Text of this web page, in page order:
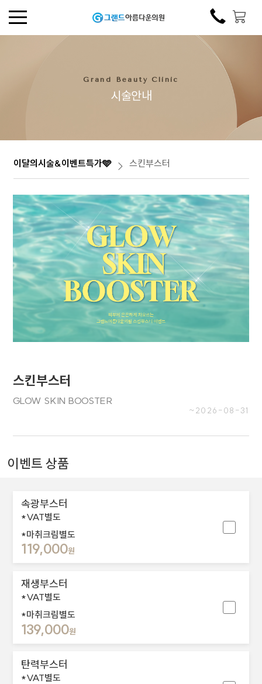
Grand Beauty Clinic
시술안내
이달의시술&이벤트특가🩵 스킨부스터
스킨부스터
GLOW SKIN BOOSTER
~2026-08-31
이벤트 상품
속광부스터
*VAT별도
*마취크림별도
119,000원
재생부스터
*VAT별도
*마취크림별도
139,000원
탄력부스터
*VAT별도